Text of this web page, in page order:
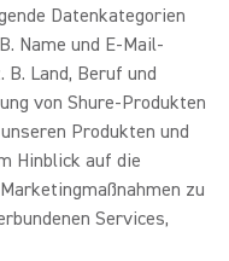
Datenkategorien
Name und E-Mail-
B. Land, Beruf und
von Shure-Produkten
Produkten und
Hinblick auf die
zu
Services,